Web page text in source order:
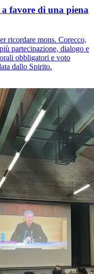
favore di una piena
ricordare mons. Corecco,
partecipazione, dialogo e
obbligatori e voto
dallo Spirito.